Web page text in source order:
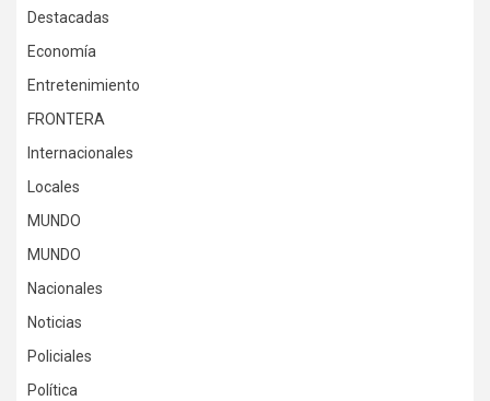
Destacadas
Economía
Entretenimiento
FRONTERA
Internacionales
Locales
MUNDO
MUNDO
Nacionales
Noticias
Policiales
Política